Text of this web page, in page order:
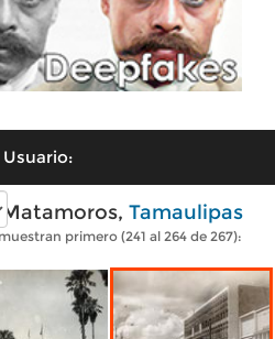
Tamaulipas
primero (241 al 264 de 267):